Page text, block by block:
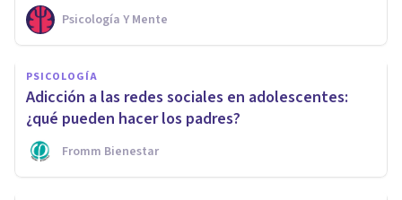
Psicología Y Mente
PSICOLOGÍA
Adicción a las redes sociales en adolescentes:
¿qué pueden hacer los padres?
Fromm Bienestar